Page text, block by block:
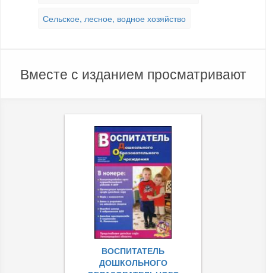
Сельское, лесное, водное хозяйство
Вместе с изданием просматривают
ВОСПИТАТЕЛЬ
ДОШКОЛЬНОГО